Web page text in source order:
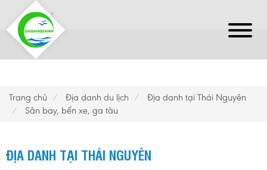
Trang chủ Địa danh du lịch
Địa danh tại Thái Nguyên
Sân bay, bến xe, ga tàu
ĐỊA DANH TẠI THÁI NGUYÊN